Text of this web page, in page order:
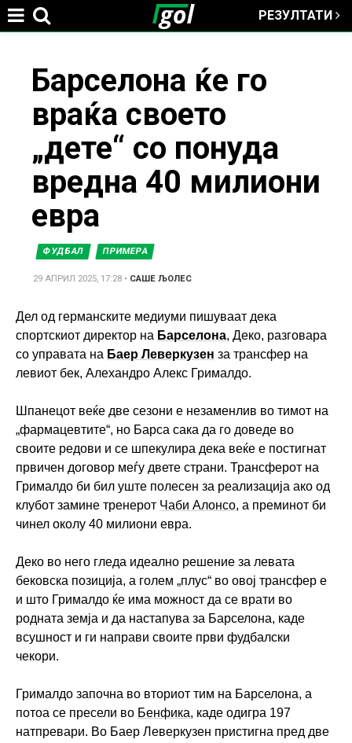
РЕЗУЛТАТИ
Барселона ќе го
враќа своето
„дете“ со понуда
вредна 40 милиони
евра
ФУДБАЛ ПРИМЕРА
29 АПРИЛ 2025, 17:28 • САШЕ ЉОЛЕС
Дел од германските медиуми пишуваат дека
спортскиот директор на Барселона, Деко, разговара
со управата на Баер Леверкузен за трансфер на
левиот бек, Алехандро Алекс Грималдо.
Шпанецот веќе две сезони е незаменлив во тимот на
„фармацевтите“, но Барса сака да го доведе во
своите редови и се шпекулира дека веќе е постигнат
првичен договор меѓу двете страни. Трансферот на
Грималдо би бил уште полесен за реализација ако од
клубот замине тренерот Чаби Алонсо, а преминот би
чинел околу 40 милиони евра.
Деко во него гледа идеално решение за левата
бековска позиција, а голем „плус“ во овој трансфер е
и што Грималдо ќе има можност да се врати во
родната земја и да настапува за Барселона, каде
всушност и ги направи своите први фудбалски
чекори.
Грималдо започна во вториот тим на Барселона, а
потоа се пресели во Бенфика, каде одигра 197
натпревари. Во Баер Леверкузен пристигна пред две